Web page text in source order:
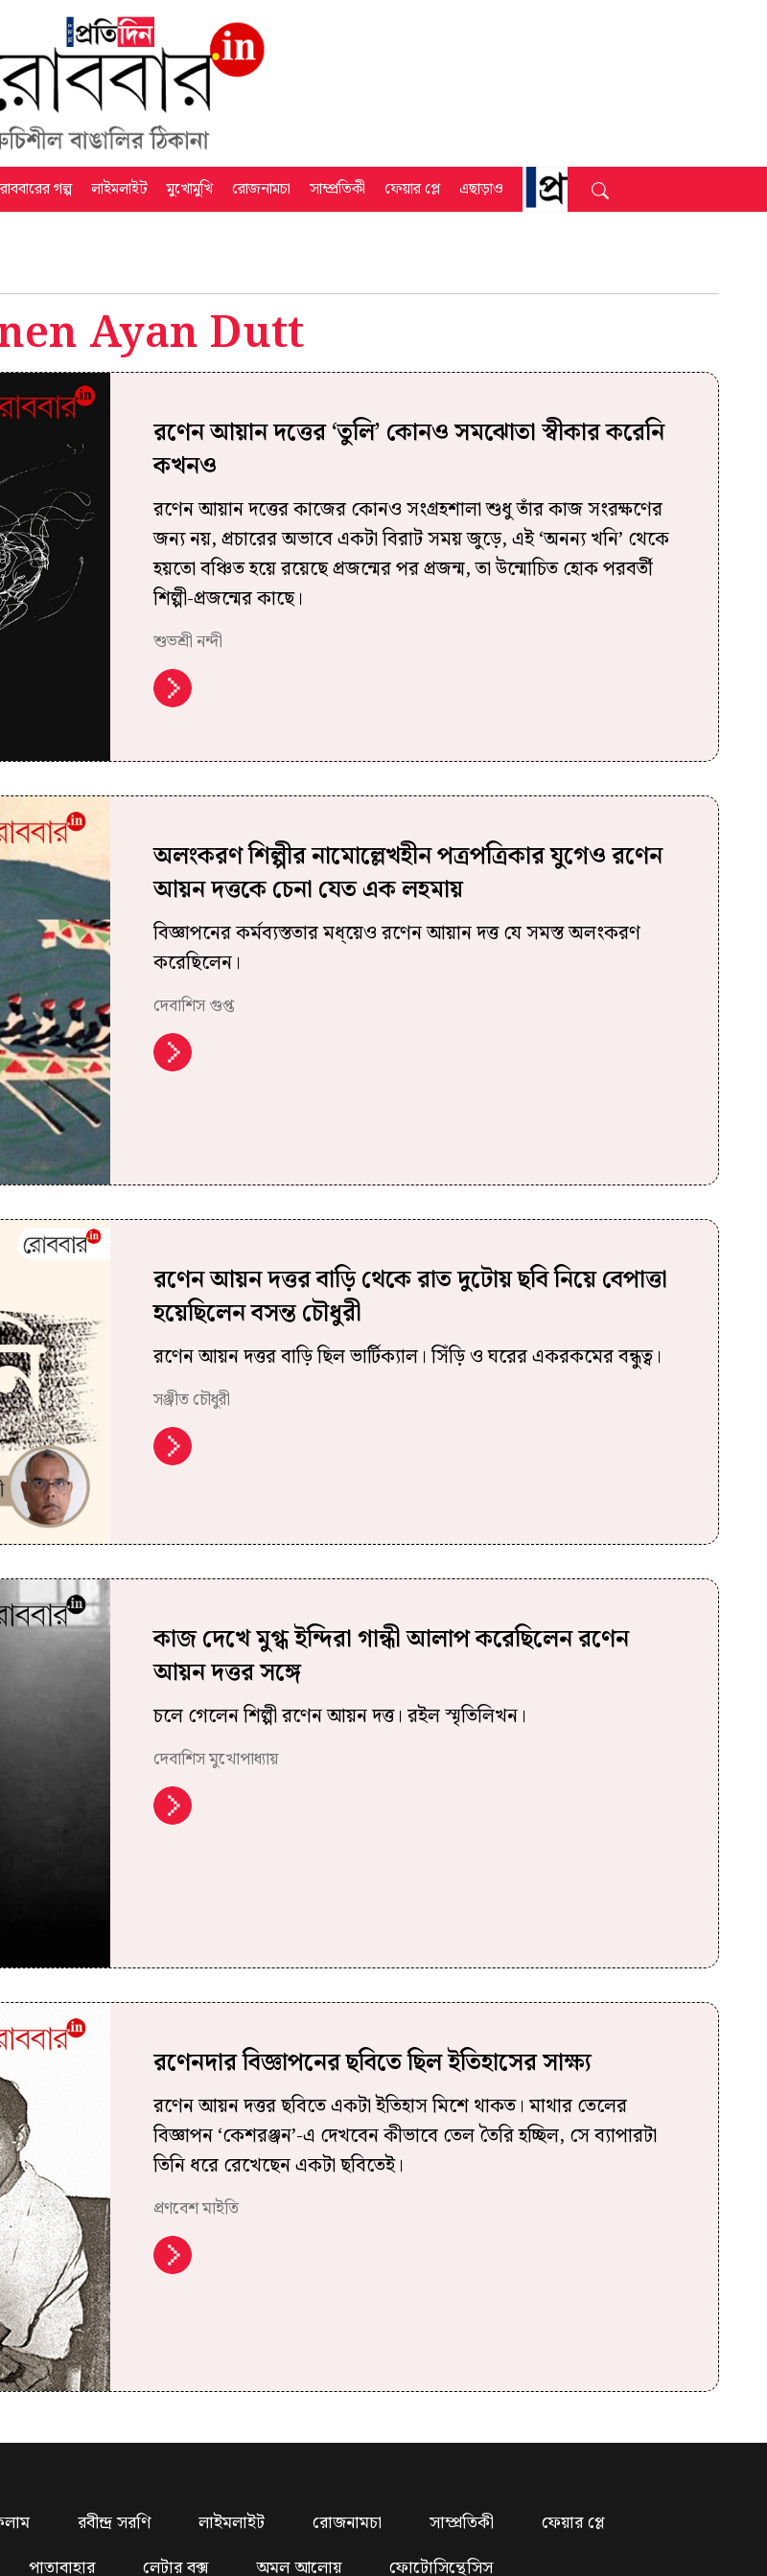
গল্প লাইমলাইট মুখোমুখি রোজনামচা সাম্প্রতিকী ফেয়ার প্লে এছাড়াও
Ayan Dutt
রণেন আয়ান দত্তের ‘তুলি’ কোনও সমঝোতা স্বীকার করেনি
কখনও
রণেন আয়ান দত্তের কাজের কোনও সংগ্রহশালা শুধু তাঁর কাজ সংরক্ষণের
জন্য নয়, প্রচারের অভাবে একটা বিরাট সময় জুড়ে, এই ‘অনন্য খনি’ থেকে
হয়তো বঞ্চিত হয়ে রয়েছে প্রজন্মের পর প্রজন্ম, তা উন্মোচিত হোক পরবর্তী
শিল্পী-প্রজন্মের কাছে।
শুভশ্রী নন্দী
অলংকরণ শিল্পীর নামোল্লেখহীন পত্রপত্রিকার যুগেও রণেন
আয়ন দত্তকে চেনা যেত এক লহমায়
বিজ্ঞাপনের কর্মব্যস্ততার মধ্য়েও রণেন আয়ান দত্ত যে সমস্ত অলংকরণ
করেছিলেন।
দেবাশিস গুপ্ত
রণেন আয়ন দত্তর বাড়ি থেকে রাত দুটোয় ছবি নিয়ে বেপাত্তা
হয়েছিলেন বসন্ত চৌধুরী
রণেন আয়ন দত্তর বাড়ি ছিল ভার্টিক্যাল। সিঁড়ি ও ঘরের একরকমের বন্ধুত্ব।
সঞ্জীত চৌধুরী
কাজ দেখে মুগ্ধ ইন্দিরা গান্ধী আলাপ করেছিলেন রণেন
আয়ন দত্তর সঙ্গে
চলে গেলেন শিল্পী রণেন আয়ন দত্ত। রইল স্মৃতিলিখন।
দেবাশিস মুখোপাধ্যায়
রণেনদার বিজ্ঞাপনের ছবিতে ছিল ইতিহাসের সাক্ষ্য
রণেন আয়ন দত্তর ছবিতে একটা ইতিহাস মিশে থাকত। মাথার তেলের
বিজ্ঞাপন ‘কেশরঞ্জন’-এ দেখবেন কীভাবে তেল তৈরি হচ্ছিল, সে ব্যাপারটা
তিনি ধরে রেখেছেন একটা ছবিতেই।
প্রণবেশ মাইতি
রবীন্দ্র সরণি লাইমলাইট রোজনামচা সাম্প্রতিকী
ফেয়ার প্লে
পাতাবাহার লেটার বক্স অমল আলোয় ফোটোসিন্থেসিস